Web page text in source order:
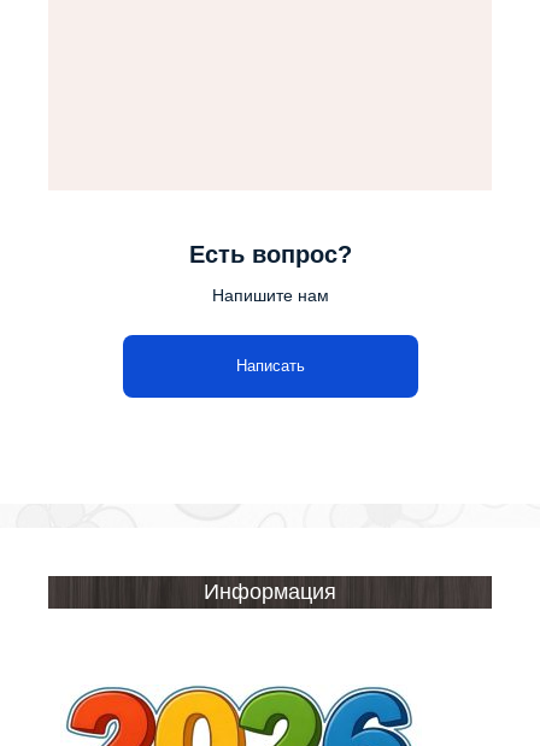
Есть вопрос?
Напишите нам
Написать
Информация